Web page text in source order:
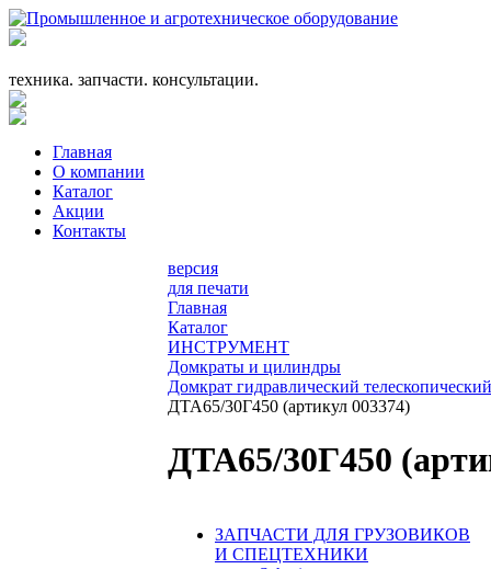
техника. запчасти. консультации.
Главная
О компании
Каталог
Акции
Контакты
версия
для печати
Главная
Каталог
ИНСТРУМЕНТ
Домкраты и цилиндры
Домкрат гидравлический
ДТА65/30Г450 (артикул 003374)
ДТА65/30Г450
ЗАПЧАСТИ ДЛЯ ГРУЗОВИКОВ
И СПЕЦТЕХНИКИ